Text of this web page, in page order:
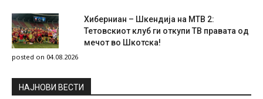
Хиберниан – Шкендија на МТВ 2:
Тетовскиот клуб ги откупи ТВ правата од
мечот во Шкотска!
posted on 04.08.2026
НAЈНОВИ ВЕСТИ